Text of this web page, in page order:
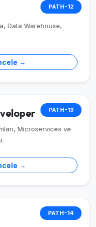
PATH-12
Data Warehouse,
→
PATH-13
Microservices ve
→
PATH-14